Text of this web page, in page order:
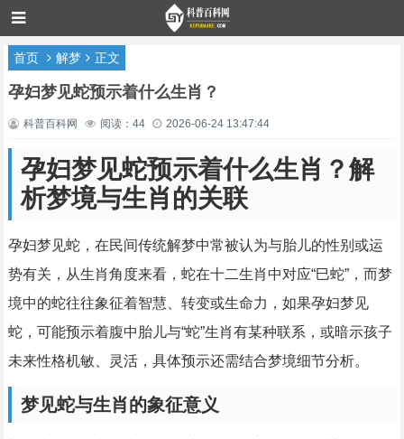
首页 解梦 正文
孕妇梦见蛇预示着什么生肖？
科普百科网 阅读：44 2026-06-24 13:47:44
孕妇梦见蛇预示着什么生肖？解
析梦境与生肖的关联
孕妇梦见蛇，在民间传统解梦中常被认为与胎儿的性别或运
势有关，从生肖角度来看，蛇在十二生肖中对应“巳蛇”，而梦
境中的蛇往往象征着智慧、转变或生命力，如果孕妇梦见
蛇，可能预示着腹中胎儿与“蛇”生肖有某种联系，或暗示孩子
未来性格机敏、灵活，具体预示还需结合梦境细节分析。
梦见蛇与生肖的象征意义